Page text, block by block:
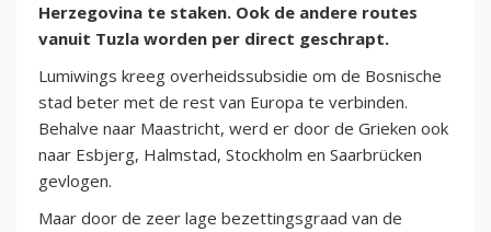
Herzegovina te staken. Ook de andere routes
vanuit Tuzla worden per direct geschrapt.
Lumiwings kreeg overheidssubsidie om de Bosnische
stad beter met de rest van Europa te verbinden.
Behalve naar Maastricht, werd er door de Grieken ook
naar Esbjerg, Halmstad, Stockholm en Saarbrücken
gevlogen.
Maar door de zeer lage bezettingsgraad van de